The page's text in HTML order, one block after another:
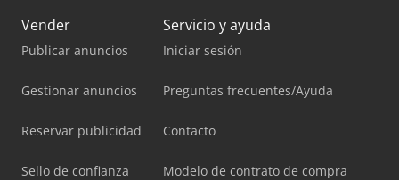
Vender
Publicar anuncios
Gestionar anuncios
Reservar publicidad
Sello de confianza
Servicio y ayuda
Iniciar sesión
Preguntas frecuentes/Ayuda
Contacto
Modelo de contrato de compra